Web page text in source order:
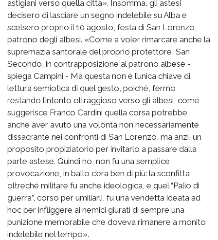
astigiani verso quella città». Insomma, gli astesi
decisero di lasciare un segno indelebile su Alba e
scelsero proprio il 10 agosto, festa di San Lorenzo,
patrono degli albesi. «Come a voler rimarcare anche la
supremazia santorale del proprio protettore, San
Secondo, in contrapposizione al patrono albese -
spiega Campini - Ma questa non è l’unica chiave di
lettura semiotica di quel gesto, poiché, fermo
restando l’intento oltraggioso verso gli albesi, come
suggerisce Franco Cardini quella corsa potrebbe
anche aver avuto una volontà non necessariamente
dissacrante nei confronti di San Lorenzo, ma anzi, un
proposito propiziatorio per invitarlo a passare dalla
parte astese. Quindi no, non fu una semplice
provocazione, in ballo c’era ben di più: la sconfitta
oltreché militare fu anche ideologica, e quel “Palio di
guerra”, corso per umiliarli, fu una vendetta ideata ad
hoc per infliggere ai nemici giurati di sempre una
punizione memorabile che doveva rimanere a monito
indelebile nel tempo».